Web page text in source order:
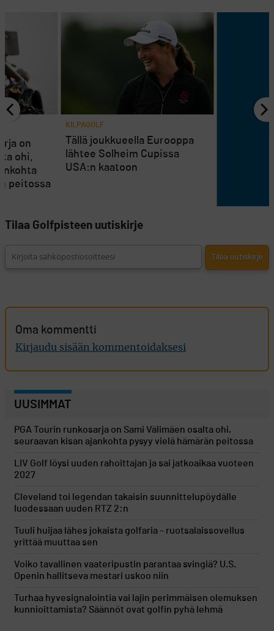
KILPAGOLF
Tällä joukkueella Eurooppa
lähtee Solheim Cupissa
USA:n kaatoon
on
ohi,
peitossa
Tilaa Golfpisteen uutiskirje
Oma kommentti
Kirjaudu sisään kommentoidaksesi
UUSIMMAT
PGA Tourin runkosarja on Sami Välimäen osalta ohi,
seuraavan kisan ajankohta pysyy vielä hämärän peitossa
LIV Golf löysi uuden rahoittajan ja sai jatkoaikaa vuoteen
2027
Cleveland toi legendan takaisin suunnittelupöydälle
luodessaan uuden RTZ 2:n
Tuuli huijaa lähes jokaista golfaria – ruotsalaissovellus
yrittää muuttaa sen
Voiko tavallinen vaateripustin parantaa svingiä? U.S.
Openin hallitseva mestari uskoo niin
Turhaa hyvesignalointia vai lajin perimmäisen olemuksen
kunnioittamista? Säännöt ovat golfin pyhä lehmä